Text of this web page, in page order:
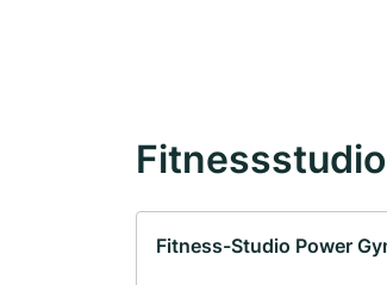
Fitness-Studio Power